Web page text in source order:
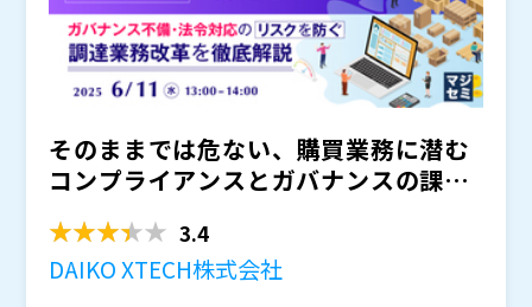
そのままでは危ない、購買業務に潜む
コンプライアンスとガバナンスの課題
3.4
DAIKO XTECH株式会社